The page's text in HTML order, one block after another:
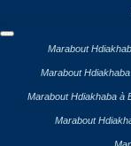
Marabout
Marabout
Marabout Hdiakhaba à
Marabout